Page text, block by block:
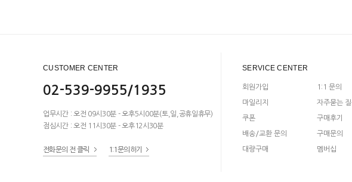
CUSTOMER CENTER
02-539-9955/1935
업무시간 : 오전 09시30분 - 오후5시00분(토,일,공휴일휴무)
점심시간 : 오전 11시30분 - 오후12시30분
전화문의 전 클릭 1:1문의하기
SERVICE CENTER
회원가입
마일리지
쿠폰
배송/교환 문의
대량구매
1:1 문의
자주묻는
구매후기
구매문의
멤버십